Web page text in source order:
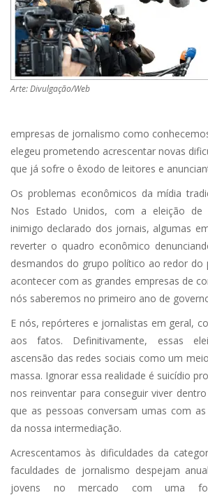
Arte: Divulgação/Web
empresas de jornalismo como
elegeu prometendo acrescentar novas
que já sofre o êxodo de leitores e
Os problemas econômicos da mídia
Nos Estado Unidos, com a eleição de
inimigo declarado dos jornais, algumas
reverter o quadro econômico
desmandos do grupo político ao redor do
acontecer com as grandes empresas de
nós saberemos no primeiro ano de
E nós, repórteres e jornalistas em geral,
aos fatos. Definitivamente, essas
ascensão das redes sociais como um
massa. Ignorar essa realidade é suicídio
nos reinventar para conseguir viver
que as pessoas conversam umas com
da nossa intermediação.
Acrescentamos às dificuldades da
faculdades de jornalismo despejam
jovens no mercado com uma